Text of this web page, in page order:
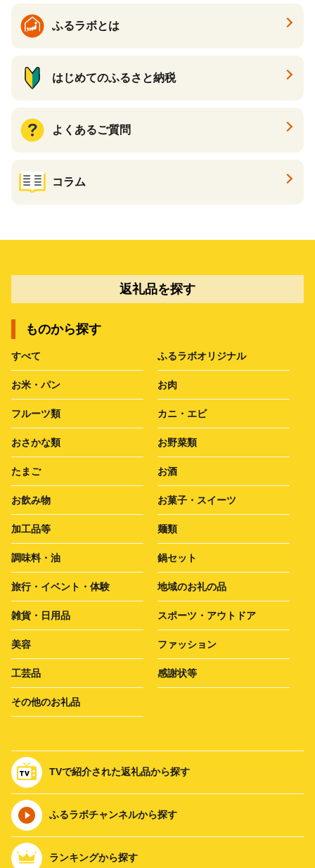
ふるラボとは
はじめてのふるさと納税
よくあるご質問
コラム
返礼品を探す
ものから探す
すべて ふるラボオリジナル
お米・パン お肉
フルーツ類 カニ・エビ
おさかな類 お野菜類
たまご お酒
お飲み物 お菓子・スイーツ
加工品等 麺類
調味料・油 鍋セット
旅行・イベント・体験 地域のお礼の品
雑貨・日用品 スポーツ・アウトドア
美容 ファッション
工芸品 感謝状等
その他のお礼品
TVで紹介された返礼品から探す
ふるラボチャンネルから探す
ランキングから探す